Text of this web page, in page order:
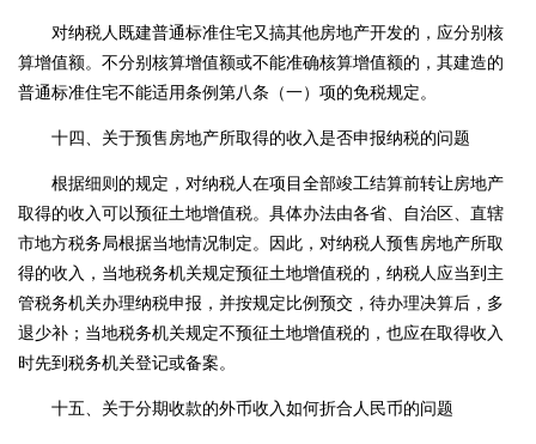
对纳税人既建普通标准住宅又搞其他房地产开发的，应分别核
算增值额。不分别核算增值额或不能准确核算增值额的，其建造的
普通标准住宅不能适用条例第八条（一）项的免税规定。
十四、关于预售房地产所取得的收入是否申报纳税的问题
根据细则的规定，对纳税人在项目全部竣工结算前转让房地产
取得的收入可以预征土地增值税。具体办法由各省、自治区、直辖
市地方税务局根据当地情况制定。因此，对纳税人预售房地产所取
得的收入，当地税务机关规定预征土地增值税的，纳税人应当到主
管税务机关办理纳税申报，并按规定比例预交，待办理决算后，多
退少补；当地税务机关规定不预征土地增值税的，也应在取得收入
时先到税务机关登记或备案。
十五、关于分期收款的外币收入如何折合人民币的问题